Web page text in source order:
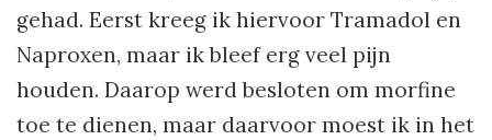
gehad. Eerst kreeg ik hiervoor Tramadol en
Naproxen, maar ik bleef erg veel pijn
houden. Daarop werd besloten om morfine
toe te dienen, maar daarvoor moest ik in het